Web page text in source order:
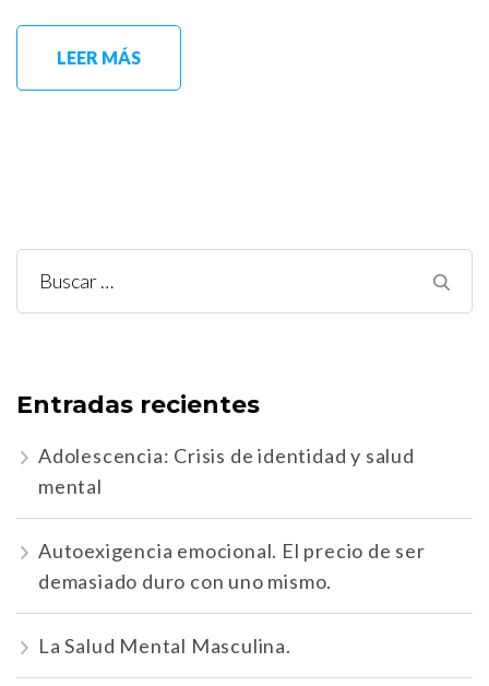
LEER MÁS
Buscar:
Entradas recientes
Adolescencia: Crisis de identidad y salud
mental
Autoexigencia emocional. El precio de ser
demasiado duro con uno mismo.
La Salud Mental Masculina.